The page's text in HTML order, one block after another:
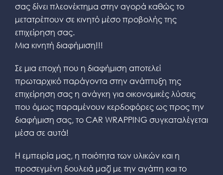
σας δίνει πλεονέκτημα στην αγορά καθώς το
μετατρέπουν σε κινητό μέσο προβολής της
επιχείρηση σας.
Μια κινητή διαφήμιση!!!
Σε μια εποχή που η διαφήμιση αποτελεί
πρωταρχικό παράγοντα στην ανάπτυξη της
επιχείρηση σας η ανάγκη για οικονομικές λύσεις
που όμως παραμένουν κερδοφόρες ως προς την
διαφήμιση σας, το CAR WRAPPING συγκαταλέγεται
μέσα σε αυτά!
Η εμπειρία μας, η ποιότητα των υλικών και η
προσεγμένη δουλειά μαζί με την αγάπη και το